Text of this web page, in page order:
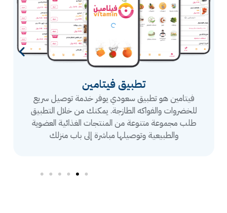
تطبيق فيتامين
فيتامين هو تطبيق سعودي يوفر خدمة توصيل سريع
للخضروات والفواكه الطازجة. يمكنك من خلال التطبيق
طلب مجموعة متنوعة من المنتجات الغذائية العضوية
والطبيعية وتوصيلها مباشرة إلى باب منزلك